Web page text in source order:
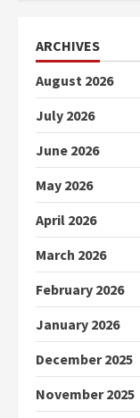
ARCHIVES
August 2026
July 2026
June 2026
May 2026
April 2026
March 2026
February 2026
January 2026
December 2025
November 2025